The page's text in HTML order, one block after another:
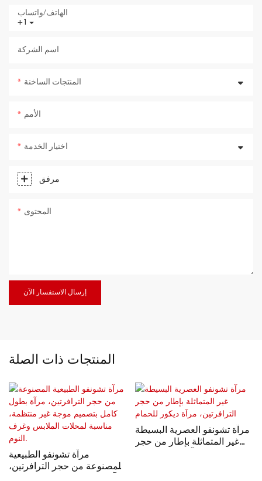
+1
الهاتف/واتساب
اسم الشركة
المنتجات الساخنة
الأمم
اختيار الخدمة
مرفق
المحتوى
إرسال الاستفسار الآن
المنتجات ذات الصلة
مرآة تشونفو الطبيعية
المصنوعة من حجر الترافرتين،
مرآة تشونفو العصرية البسيطة
غير المتماثلة بإطار من حجر